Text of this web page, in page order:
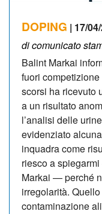
DOPING | 17/
di comunicato
Balint Markai
fuori
scorsi ha ricevuto
a un risultato
l’analisi delle
evidenziato
inquadra come
riesco a
Markai — perché
irregolarità.
contaminazione